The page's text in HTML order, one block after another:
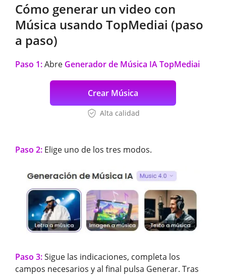
Cómo generar un video con
Música usando TopMediai (paso
a paso)
Paso 1:Abre Generador de Música IA TopMediai
Crear Música
Alta calidad
Paso 2: Elige uno de los tres modos.
Paso 3:Sigue las indicaciones, completa los
campos necesarios y al final pulsa Generar. Tras